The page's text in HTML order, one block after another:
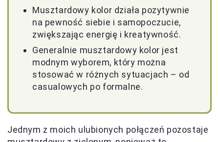
Musztardowy kolor działa pozytywnie
na pewność siebie i samopoczucie,
zwiększając energię i kreatywność.
Generalnie musztardowy kolor jest
modnym wyborem, który można
stosować w różnych sytuacjach – od
casualowych po formalne.
Jednym z moich ulubionych połączeń pozostaje